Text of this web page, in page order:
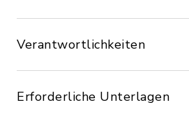
Verantwortlichkeiten
Erforderliche Unterlagen